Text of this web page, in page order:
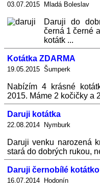
03.07.2015 Mladá Boleslav
Daruji do
černá 1 černé
kotátk ...
Kotátka ZDARMA
19.05.2015 Šumperk
Nabízím 4 krásné
2015. Máme 2 kočičky a
Daruji kotátka
22.08.2014 Nymburk
Daruji venku narozená
stará do dobrých rukou,
Daruji černobílé kotátko
16.07.2014 Hodonín